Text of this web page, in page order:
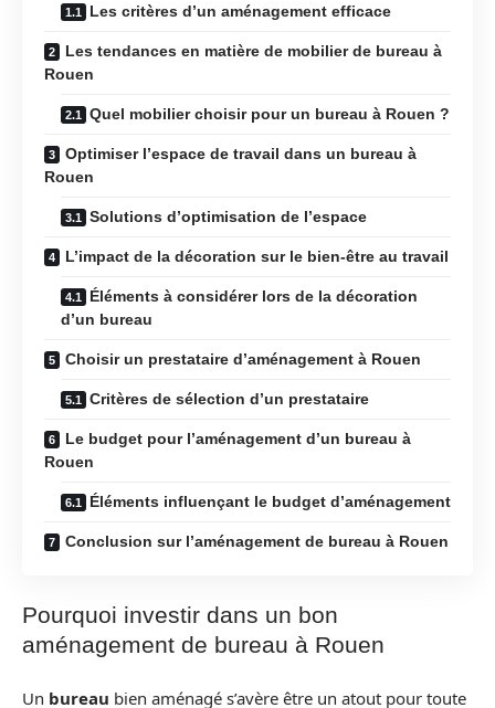
Les critères d’un aménagement efficace
Les tendances en matière de mobilier de bureau à
Rouen
Quel mobilier choisir pour un bureau à Rouen ?
Optimiser l’espace de travail dans un bureau à
Rouen
Solutions d’optimisation de l’espace
L’impact de la décoration sur le bien-être au travail
Éléments à considérer lors de la décoration
d’un bureau
Choisir un prestataire d’aménagement à Rouen
Critères de sélection d’un prestataire
Le budget pour l’aménagement d’un bureau à
Rouen
Éléments influençant le budget d’aménagement
Conclusion sur l’aménagement de bureau à Rouen
Pourquoi investir dans un bon
aménagement de bureau à Rouen
Un bureau bien aménagé s’avère être un atout pour toute